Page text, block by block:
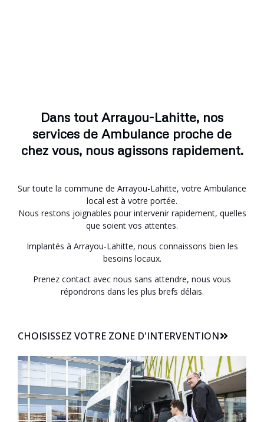
Dans tout Arrayou-Lahitte, nos
services de Ambulance proche de
chez vous, nous agissons rapidement.
Sur toute la commune de Arrayou-Lahitte, votre Ambulance
local est à votre portée.
Nous restons joignables pour intervenir rapidement, quelles
que soient vos attentes.
Implantés à Arrayou-Lahitte, nous connaissons bien les
besoins locaux.
Prenez contact avec nous sans attendre, nous vous
répondrons dans les plus brefs délais.
CHOISISSEZ VOTRE ZONE D'INTERVENTION